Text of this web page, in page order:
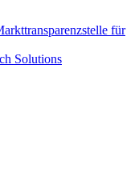
für
Solutions